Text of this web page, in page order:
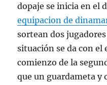
dopaje se inicia en el
equipacion de
sortean dos
situación se da con
comienzo de la
que un guardameta y